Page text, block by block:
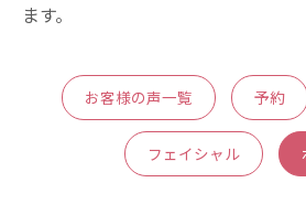
ます。
お客様の声一覧 予約
フェイシャル